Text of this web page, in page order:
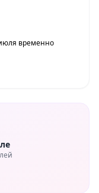
временно